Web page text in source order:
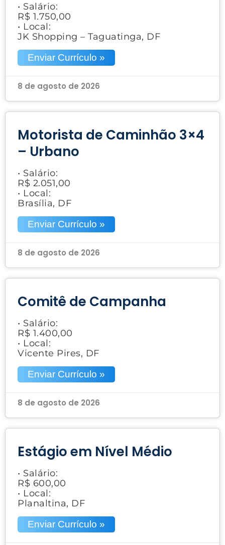
• Salário:
R$ 1.750,00
• Local:
JK Shopping – Taguatinga, DF
Enviar Currículo »
8 de agosto de 2026
Motorista de Caminhão 3×4
– Urbano
• Salário:
R$ 2.051,00
• Local:
Brasília, DF
Enviar Currículo »
8 de agosto de 2026
Comitê de Campanha
• Salário:
R$ 1.400,00
• Local:
Vicente Pires, DF
Enviar Currículo »
8 de agosto de 2026
Estágio em Nível Médio
• Salário:
R$ 600,00
• Local:
Planaltina, DF
Enviar Currículo »